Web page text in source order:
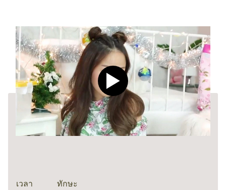
Play video CLEAR Men
เวลา
ทักษะ